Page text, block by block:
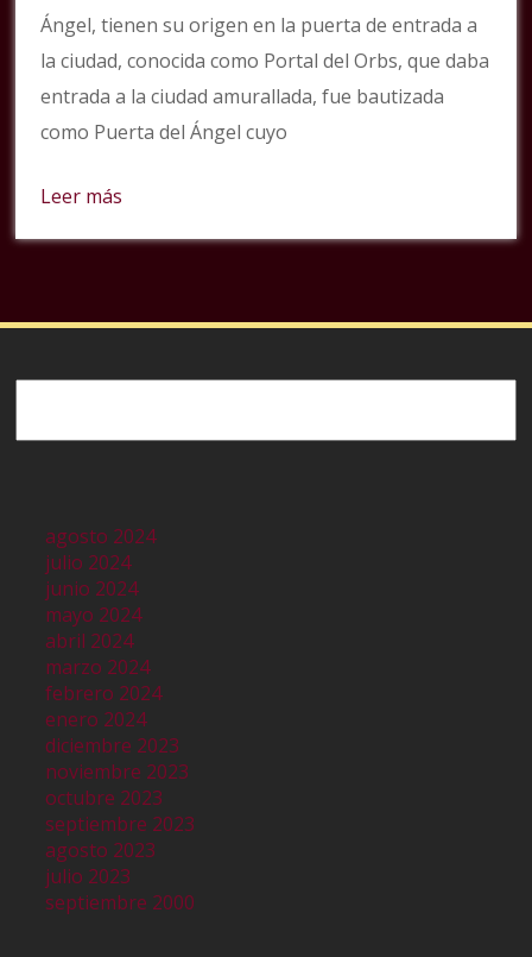
Ángel, tienen su origen en la puerta de entrada a
la ciudad, conocida como Portal del Orbs, que daba
entrada a la ciudad amurallada, fue bautizada
como Puerta del Ángel cuyo
Leer más
agosto 2024
julio 2024
junio 2024
mayo 2024
abril 2024
marzo 2024
febrero 2024
enero 2024
diciembre 2023
noviembre 2023
octubre 2023
septiembre 2023
agosto 2023
julio 2023
septiembre 2000